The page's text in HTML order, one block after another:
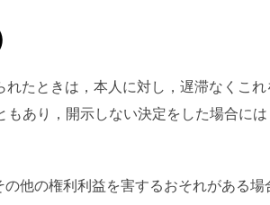
たときは，本人に対し，遅滞なくこ
あり，開示しない決定をした場合に
他の権利利益を害するおそれがある場